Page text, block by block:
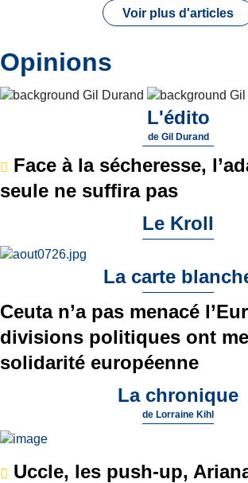
Voir plus d'articles
Opinions
L'édito
de Gil Durand
Face à la sécheresse,
seule ne suffira pas
Le Kroll
La carte
Ceuta n’a pas menacé
divisions politiques ont
solidarité européenne
La chronique
de Lorraine Kihl
Uccle, les push-up,